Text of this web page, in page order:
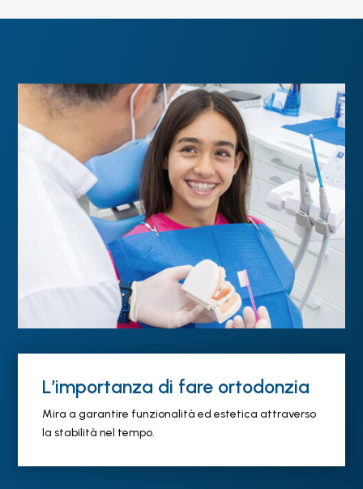
L’importanza di fare ortodonzia
Mira a garantire funzionalità ed estetica attraverso
la stabilità nel tempo.